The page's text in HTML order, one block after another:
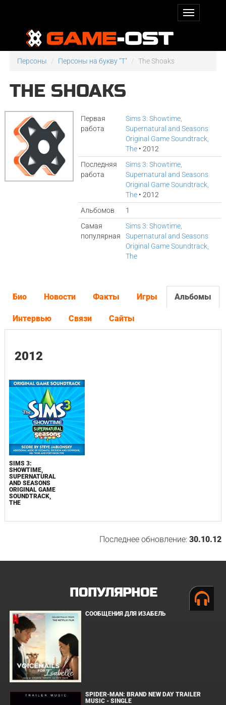
Персоны Персоны на букву "T" The Shoaks
THE SHOAKS
Первая
работа
Sims 3: Showtime,
Supernatural and Seasons
Original Game Soundtrack,
The • 2012
Последняя
работа
Sims 3: Showtime,
Supernatural and Seasons
Original Game Soundtrack,
The • 2012
Альбомов
1
Самая
популярная
Sims 3: Showtime,
Supernatural and Seasons
Original Game Soundtrack,
The
Био Новости Факты Игры Альбомы
Интервью Связи Сайты
2012
SIMS 3:
SHOWTIME,
SUPERNATURAL
AND SEASONS
ORIGINAL GAME
SOUNDTRACK,
THE
Последнее обновление:30.10.12
ПОПУЛЯРНОЕ
СООБЩЕНИЯ ДЛЯ ИЗАБЕЛЬ
SPIDER-MAN: BRAND NEW DAY TRAILER
MUSIC - SINGLE